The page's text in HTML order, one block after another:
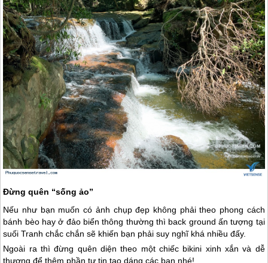
Đừng quên “sống ảo”
Nếu như bạn muốn có ảnh chụp đẹp không phải theo phong cách
bánh bèo hay ở đảo biển thông thường thì back ground ấn tượng tại
suối Tranh chắc chắn sẽ khiến bạn phải suy nghĩ khá nhiều đấy.
Ngoài ra thì đừng quên diện theo một chiếc bikini xinh xắn và dễ
thương để thêm phần tự tin tạo dáng các bạn nhé!